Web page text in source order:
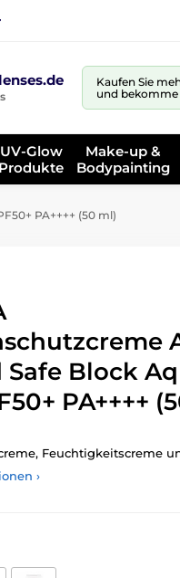
Kaufen Sie
und bekomme
UV-Glow
Produkte
Make-up &
Bodypainting
PA++++ (50 ml)
Block
PA++++
Feuchtigkeitscreme
›